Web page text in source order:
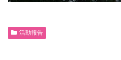
活動報告